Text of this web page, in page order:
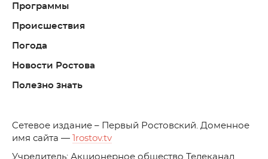
Программы
Происшествия
Погода
Новости Ростова
Полезно знать
Cетевое издание – Первый Ростовский. Доменное
имя сайта —
1rostov.tv
Учредитель: Акционерное общество Телеканал